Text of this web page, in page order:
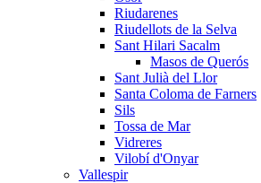
Riudarenes
Riudellots de la Selva
Sant Hilari Sacalm
Masos de Querós
Sant Julià del Llor
Santa Coloma de Farners
Sils
Tossa de Mar
Vidreres
Vilobí d'Onyar
Vallespir